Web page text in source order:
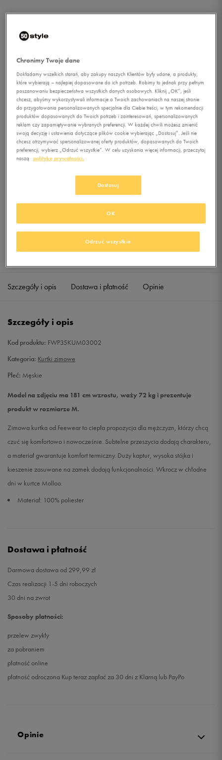
FEEWEAR KURTKA
MOLLOO
0.0
169,99złz Vat
+ 850 PKT WKLUBIE 50 STYLE
Produkt niedostępny
Jeśli artykuł będzie ponownie dostępny, otrzymasz od nas powiadomienie.
Wybierz rozmiar
L Powiadom o dostępności
XXL
Szczegóły i opis Dostawa i płatność Opinie
Szczegóły i opis
Kod produktu: FWP35KUM03002
Kategoria: Kurtki zimowe
Płeć: Męskie
Model na zdjęciu ma 181 cm wzrostu, waży 72 kg i prezentuje
produkt w rozmiarze M.
Zimowa kurtka od Feewear to ciepła propozycja dla mężczyzn, którzy chcą
czuć się komfortowo i nowocześnie. Subtelne przeszycia dodają charakteru,
a materiał gwarantuje komfort termiczny. Duży kaptur, wysoka stójka i
kieszenie zasuwane na zamek dodają funkcjonalności. Wkrocz w chłodne
dni w kurtce Molloo.
Materiał: 100% poliester
Dostawa i płatność
Darmowa dostawa od 299,99 zł
Czas realizacji 1-5 dni roboczych
30 dni na zwrot
Sposoby płatności:
przelew zwykły
za pobraniem
płatność online
płatność odroczona Kup teraz zapłać za 30 dni z Klarną lub PayPo
Opinie
Chronimy Twoje dane
Dokładamy wszelkich starań, aby zakupy naszych Klientów były udane, a produkty,
które wybierają – najlepiej dopasowane do ich potrzeb. Robimy to jednak przy pełnym
poszanowaniu bezpieczeństwa wszystkich danych osobowych. Kliknij „OK”, jeśli
chcesz, abyśmy wykorzystywali informacje o Twoich zachowaniach na naszej stronie
do przygotowania personalizowanych specjalnie dla Ciebie treści, w tym rekomendacji
produktów dopasowanych do Twoich potrzeb i zainteresowań, spersonalizowanych
reklam czy zapamiętywanie wybranych preferencji. W każdej chwili możesz zmienić
swoją decyzję i ustawienia dotyczące plików cookie wybierając „Dostosuj”. Jeśli nie
chcesz otrzymywać spersonalizowanej oferty produktów, dopasowanych do Twoich
preferencji, wybierz „Odrzuć wszystkie”. W celu uzyskania więcej informacji, przeczytaj
naszą politykę prywatności.
Dostosuj
Odrzuć wszystkie
OK